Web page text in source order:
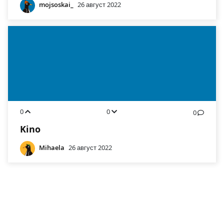
mojsoskai_ 26 август 2022
0 0 0
Kino
Mihaela 26 август 2022